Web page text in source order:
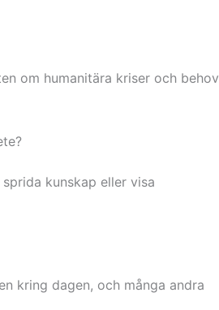
om humanitära kriser och behov
kunskap eller visa
kring dagen, och många andra